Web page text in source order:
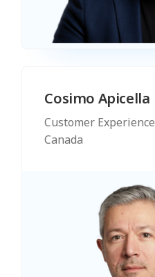
Cosimo Apicella
Customer Experience
Canada